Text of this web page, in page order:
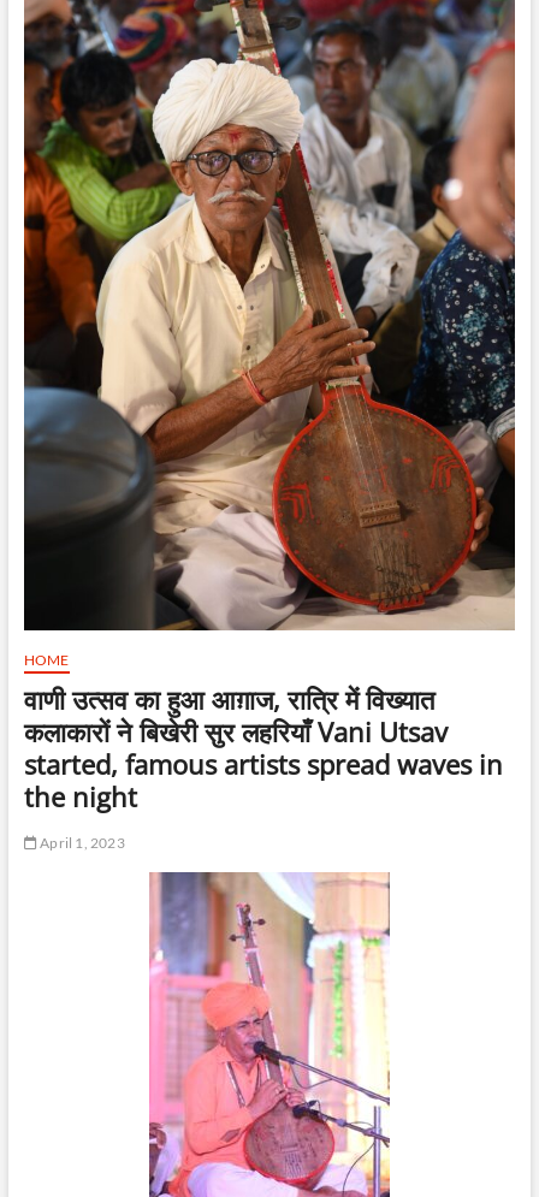
HOME
वाणी उत्सव का हुआ आग़ाज, रात्रि में विख्यात
कलाकारों ने बिखेरी सुर लहरियाँ Vani Utsav
started, famous artists spread waves in
the night
April 1, 2023